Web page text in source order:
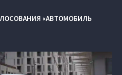
«АВТОМОБИЛЬ